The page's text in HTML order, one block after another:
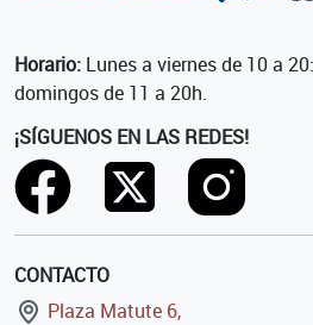
Horario: Lunes a viernes de 10 a
domingos de 11 a 20h.
¡SÍGUENOS EN LAS REDES!
CONTACTO
Plaza Matute 6,